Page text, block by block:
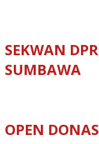
SEKWAN
SUMBAWA
OPEN